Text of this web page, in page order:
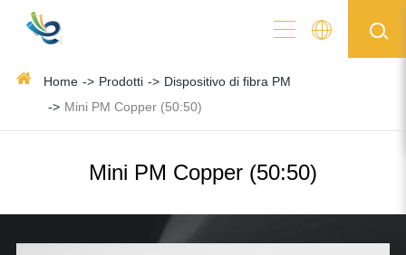
Home Prodotti
Dispositivo di fibra PM
Mini PM Copper (50:50)
Mini PM Copper (50:50)